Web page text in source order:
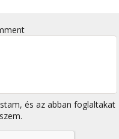
és az abban foglaltakat